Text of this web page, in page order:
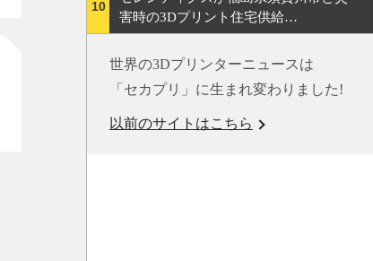
10
害時の3Dプリント住宅供給…
世界の3Dプリンターニュースは
「セカプリ」に生まれ変わりました!
以前のサイトはこちら